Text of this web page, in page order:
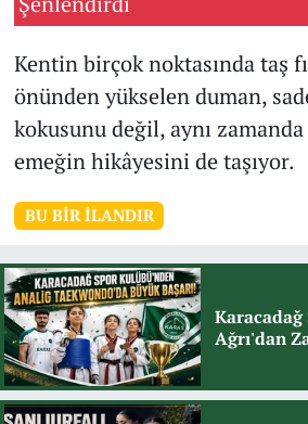
Kentin birçok noktasında taş
önünden yükselen duman,
kokusunu değil, aynı zamanda
emeğin hikâyesini de taşıyor.
BU BIR İLANDIR
Ağrı'dan